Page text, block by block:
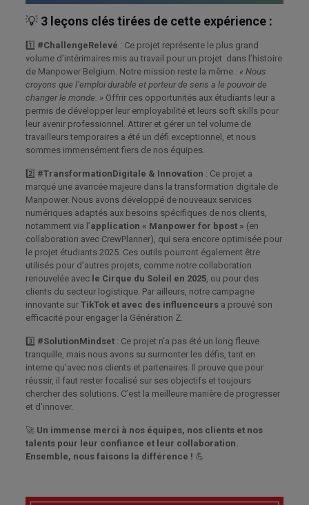
💡 3 leçons clés tirées de cette expérience :
1️⃣ #ChallengeRelevé : Ce projet représente le plus grand
volume d’intérimaires mis au travail pour un projet dans l’histoire
de Manpower Belgium. Notre mission reste la même : « Nous
croyons que l’emploi durable et porteur de sens a le pouvoir de
changer le monde. » Offrir ces opportunités aux étudiants leur a
permis de développer leur employabilité et leurs soft skills pour
leur avenir professionnel. Attirer et gérer un tel volume de
travailleurs temporaires a été un défi exceptionnel, et nous
sommes immensément fiers de nos équipes.
2️⃣ #TransformationDigitale & Innovation : Ce projet a
marqué une avancée majeure dans la transformation digitale de
Manpower. Nous avons développé de nouveaux services
numériques adaptés aux besoins spécifiques de nos clients,
notamment via l’application « Manpower for bpost » (en
collaboration avec CrewPlanner), qui sera encore optimisée pour
le projet étudiants 2025. Ces outils pourront également être
utilisés pour d’autres projets, comme notre collaboration
renouvelée avec le Cirque du Soleil en 2025 , ou pour des
clients du secteur logistique. Par ailleurs, notre campagne
innovante surTikTok et avec des influenceurs a prouvé son
efficacité pour engager la Génération Z.
3️⃣ #SolutionMindset : Ce projet n’a pas été un long fleuve
tranquille, mais nous avons su surmonter les défis, tant en
interne qu’avec nos clients et partenaires. Il prouve que pour
réussir, il faut rester focalisé sur ses objectifs et toujours
chercher des solutions. C’est la meilleure manière de progresser
et d’innover.
🚀 Un immense merci à nos équipes, nos clients et nos
talents pour leur confiance et leur collaboration.
Ensemble, nous faisons la différence ! 💪